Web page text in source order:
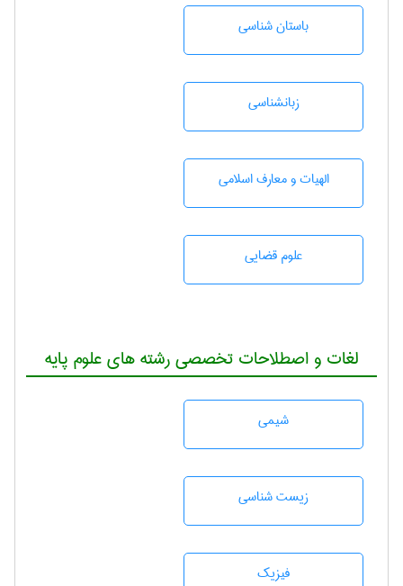
باستان شناسی
زبانشناسی
الهیات و معارف اسلامی
علوم قضایی
لغات و اصطلاحات تخصصی رشته های علوم پایه
شيمی
زيست شناسی
فیزیک